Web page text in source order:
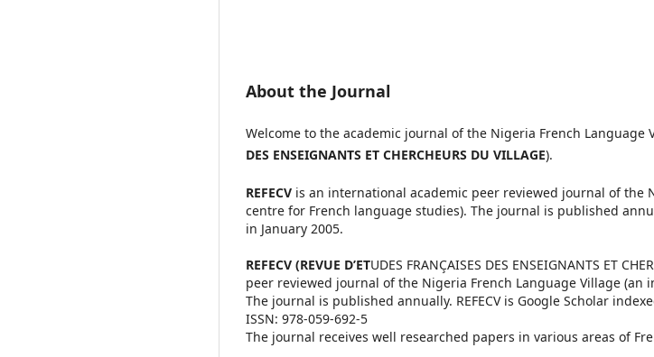
About the Journal
Welcome to the academic journal of the Nigeria French Language
DES ENSEIGNANTS ET CHERCHEURS DU VILLAGE).
REFECV is an international academic peer reviewed journal of the
centre for French language studies). The journal is published
in January 2005.
REFECV (REVUE D’ETUDES FRANÇAISES DES ENSEIGNANTS ET
peer reviewed journal of the Nigeria French Language Village
The journal is published annually. REFECV is Google Scholar
ISSN: 978-059-692-5
The journal receives well researched papers in various areas of